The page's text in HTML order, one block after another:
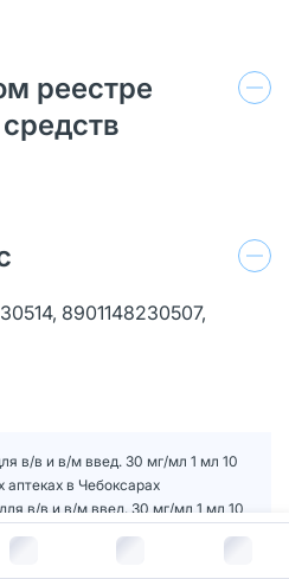
за руб.
реестре
8901148230507,
в/в и в/м введ. 30 мг/мл 1 мл 10
в Чебоксарах
в/в и в/м введ. 30 мг/мл 1 мл 10